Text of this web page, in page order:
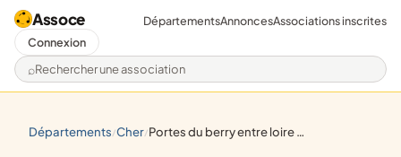
Assoce
Rechercher une association
DépartementsAnnoncesAssociations inscrites
Connexion
départements/ cher/ portes du berry entre loire et val d'aubois